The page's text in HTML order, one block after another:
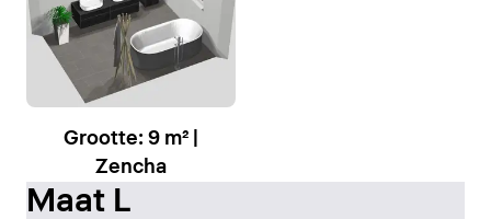
Grootte: 9 m² |
Zencha
Maat L